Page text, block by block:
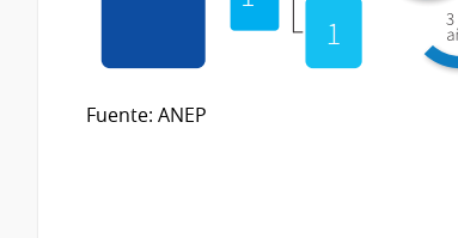
Fuente: ANEP